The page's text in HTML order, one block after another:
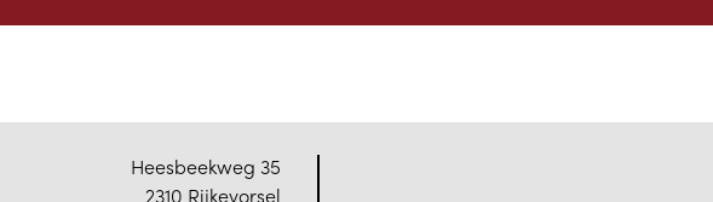
Heesbeekweg 35
2310 Rijkevorsel